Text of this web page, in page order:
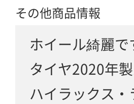
その他商品情報
ホイール綺麗で
タイヤ2020年
ハイラックス